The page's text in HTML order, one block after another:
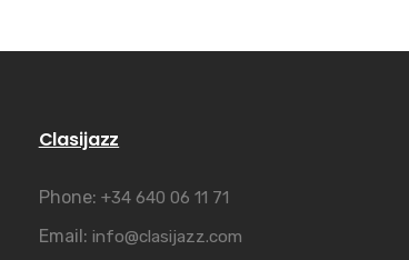
Clasijazz
Phone: +34 640 06 11 71
Email: info@clasijazz.com